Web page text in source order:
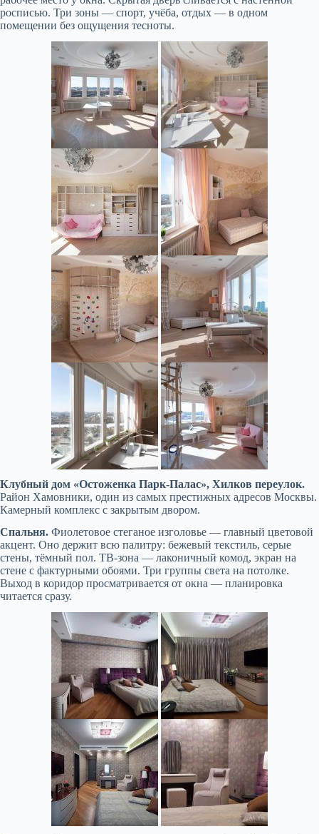
росписью. Три зоны — спорт, учёба, отдых — в одном
помещении без ощущения тесноты.
Клубный дом «Остоженка Парк-Палас», Хилков переулок.
Район Хамовники, один из самых престижных адресов Москвы.
Камерный комплекс с закрытым двором.
Спальня. Фиолетовое стеганое изголовье — главный цветовой
акцент. Оно держит всю палитру: бежевый текстиль, серые
стены, тёмный пол. ТВ-зона — лаконичный комод, экран на
стене с фактурными обоями. Три группы света на потолке.
Выход в коридор просматривается от окна — планировка
читается сразу.